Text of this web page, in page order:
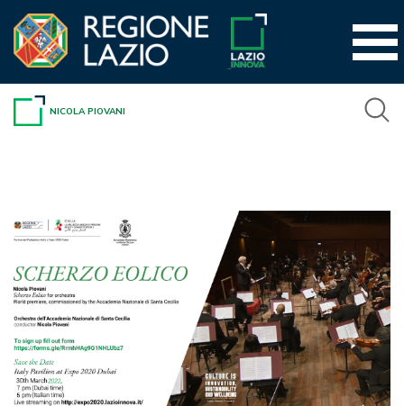
contenuto
NICOLA PIOVANI